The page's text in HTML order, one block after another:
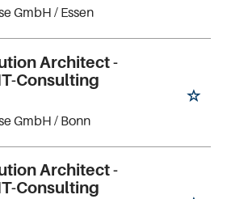
GmbH/ Essen
Architect -
Consulting
GmbH/ Bonn
Architect -
Consulting